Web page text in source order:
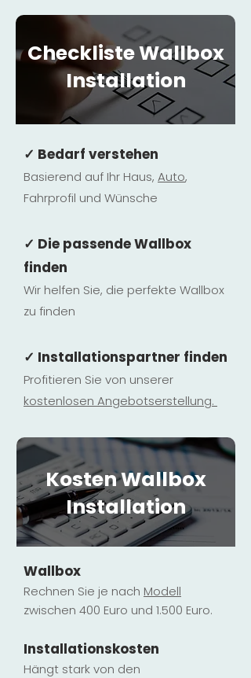
Checkliste Wallbox
Installation
✓ Bedarf verstehen
Basierend auf Ihr Haus, Auto,
Fahrprofil und Wünsche
✓ Die passende Wallbox
finden
Wir helfen Sie, die perfekte Wallbox
zu finden
✓ Installationspartner finden
Profitieren Sie von unserer
kostenlosen Angebotserstellung.
Kosten Wallbox
Installation
Wallbox
Rechnen Sie je nach Modell
zwischen 400 Euro und 1.500 Euro.
Installationskosten
Hängt stark von den